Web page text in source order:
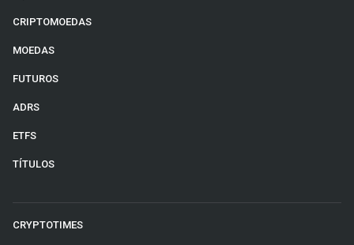
CRIPTOMOEDAS
MOEDAS
FUTUROS
ADRS
ETFS
TÍTULOS
CRYPTOTIMES